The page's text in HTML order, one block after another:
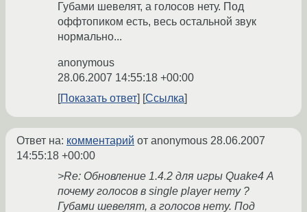
Губами шевелят, а голосов нету. Под
оффтопиком есть, весь остальной звук
нормально...
anonymous
28.06.2007 14:55:18 +00:00
Показать ответ
Ссылка
Ответ на: комментарий от anonymous 28.06.2007
14:55:18 +00:00
>Re: Обновление 1.4.2 для игры Quake4 А
почему голосов в single player нету ?
Губами шевелят, а голосов нету. Под